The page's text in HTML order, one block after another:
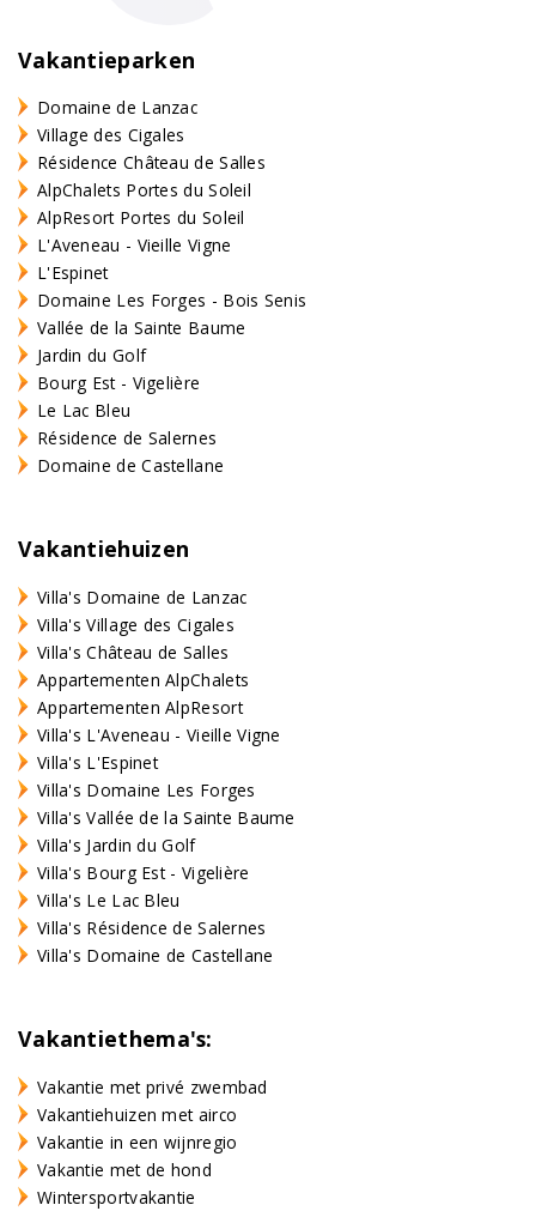
Vakantieparken
Domaine de Lanzac
Village des Cigales
Résidence Château de Salles
AlpChalets Portes du Soleil
AlpResort Portes du Soleil
L'Aveneau - Vieille Vigne
L'Espinet
Domaine Les Forges - Bois Senis
Vallée de la Sainte Baume
Jardin du Golf
Bourg Est - Vigelière
Le Lac Bleu
Résidence de Salernes
Domaine de Castellane
Vakantiehuizen
Villa's Domaine de Lanzac
Villa's Village des Cigales
Villa's Château de Salles
Appartementen AlpChalets
Appartementen AlpResort
Villa's L'Aveneau - Vieille Vigne
Villa's L'Espinet
Villa's Domaine Les Forges
Villa's Vallée de la Sainte Baume
Villa's Jardin du Golf
Villa's Bourg Est - Vigelière
Villa's Le Lac Bleu
Villa's Résidence de Salernes
Villa's Domaine de Castellane
Vakantiethema's:
Vakantie met privé zwembad
Vakantiehuizen met airco
Vakantie in een wijnregio
Vakantie met de hond
Wintersportvakantie